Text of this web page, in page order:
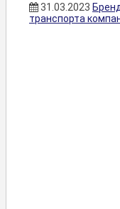
31.03.2023
транспорта